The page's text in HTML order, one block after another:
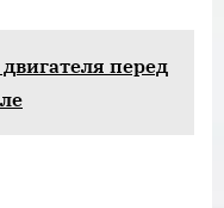
перед